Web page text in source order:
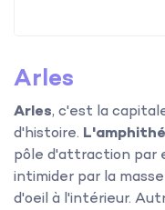
Arles
Arles, c'est la
d'histoire.
pôle d'attraction par
intimider par la
d'oeil à l'intérieur.